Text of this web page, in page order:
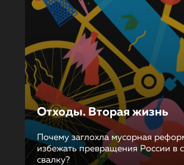
Отходы. Вторая жизнь
Почему заглохла мусорная
избежать превращения России в
свалку?